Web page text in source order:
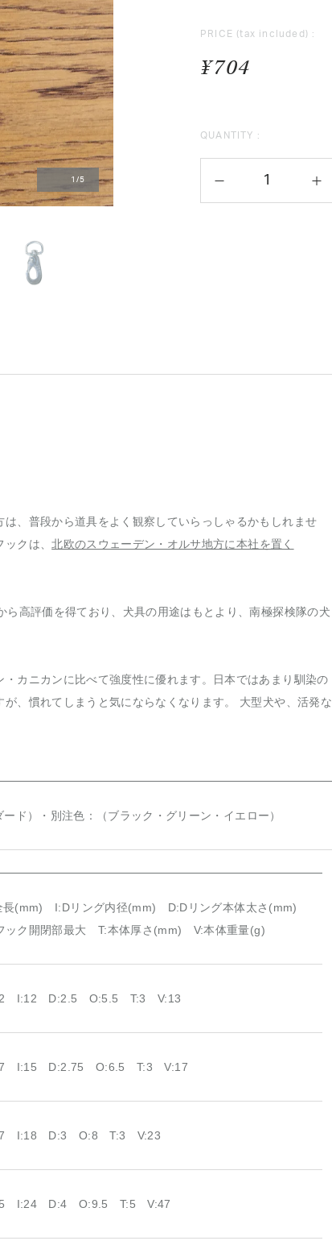
1 /5
PRICE (tax included) :
¥704
QUANTITY :
、普段から道具をよく観察していらっしゃるかもしれませ
ックは、北欧のスウェーデン・オルサ地方に本社を置く
高評価を得ており、犬具の用途はもとより、南極探検隊の犬
カニカンに比べて強度性に優れます。日本ではあまり馴染の
、慣れてしまうと気にならなくなります。 大型犬や、活発な
ド）・別注色：（ブラック・グリーン・イエロー）
長(mm) I:Dリング内径(mm) D:Dリング本体太さ(mm)
ック開閉部最大 T:本体厚さ(mm) V:本体重量(g)
I:12 D:2.5 O:5.5 T:3 V:13
I:15 D:2.75 O:6.5 T:3 V:17
I:18 D:3 O:8 T:3 V:23
I:24 D:4 O:9.5 T:5 V:47